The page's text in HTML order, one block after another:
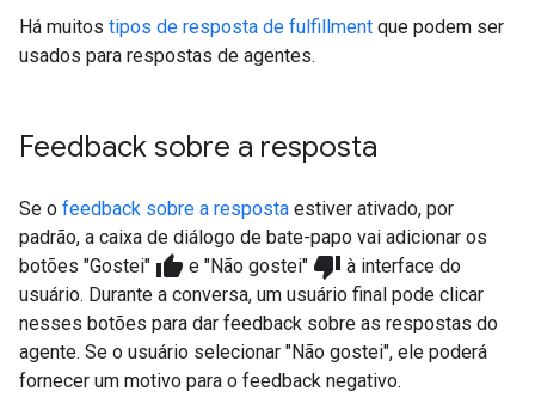
Há muitos tipos de resposta de fulfillment que podem ser
usados para respostas de agentes.
Feedback sobre a resposta
Se o feedback sobre a resposta estiver ativado, por
padrão, a caixa de diálogo de bate-papo vai adicionar os
botões "Gostei" thumb_up e "Não gostei" thumb_down à interface do
usuário. Durante a conversa, um usuário final pode clicar
nesses botões para dar feedback sobre as respostas do
agente. Se o usuário selecionar "Não gostei", ele poderá
fornecer um motivo para o feedback negativo.